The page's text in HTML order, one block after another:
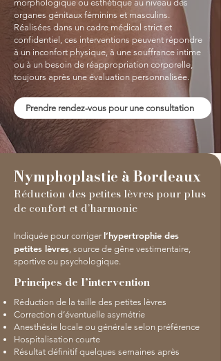
morphologique ou esthétique au niveau des
organes génitaux féminins et masculins.
Réalisées dans un cadre médical strict et
confidentiel, ces interventions peuvent répondre
à un inconfort physique, à une souffrance intime
ou à un besoin de réappropriation corporelle,
toujours après une évaluation personnalisée.
Prendre rendez-vous pour une consultation
Nymphoplastie à Bordeaux
Réduction des petites lèvres pour plus
de confort et d’harmonie
Indiquée pour corriger l’hypertrophie des
petites lèvres, source de gêne vestimentaire,
sportive ou psychologique.
Principes de l’intervention
Réduction de la taille des petites lèvres
Correction d’éventuelle asymétrie
Anesthésie locale ou générale selon préférence
Hospitalisation courte
Résultat définitif quelques semaines après